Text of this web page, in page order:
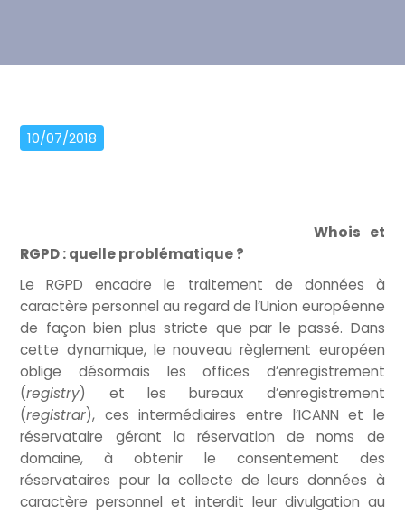
10/07/2018
Whois et
RGPD : quelle problématique ?
Le RGPD encadre le traitement de données à
caractère personnel au regard de l’Union européenne
de façon bien plus stricte que par le passé. Dans
cette dynamique, le nouveau règlement européen
oblige désormais les offices d’enregistrement
(registry) et les bureaux d’enregistrement
(registrar), ces intermédiaires entre l’ICANN et le
réservataire gérant la réservation de noms de
domaine, à obtenir le consentement des
réservataires pour la collecte de leurs données à
caractère personnel et interdit leur divulgation au